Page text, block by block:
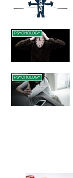
PSYCHOLOGY
PSYCHOLOGY